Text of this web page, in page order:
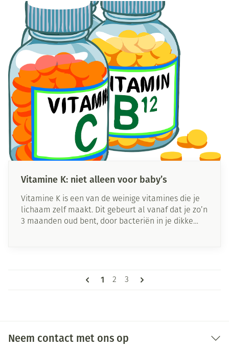
Vitamine K: niet alleen voor baby’s
Vitamine K is een van de weinige vitamines die je
lichaam zelf maakt. Dit gebeurt al vanaf dat je zo’n
3 maanden oud bent, door bacteriën in je dikke
geval. Pasgeboren baby’s krijgen altijd vitamine K
voeding zit er namelijk genoeg vitamine K.
Pagina's
U lees momenteel pagina
1 Pagina
2 Pagina
3
Neem contact met ons op